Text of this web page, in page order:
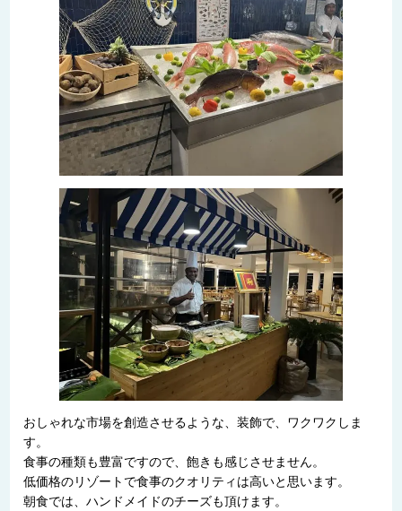
おしゃれな市場を創造させるような、装飾で、ワクワクしま
す。
食事の種類も豊富ですので、飽きも感じさせません。
低価格のリゾートで食事のクオリティは高いと思います。
朝食では、ハンドメイドのチーズも頂けます。